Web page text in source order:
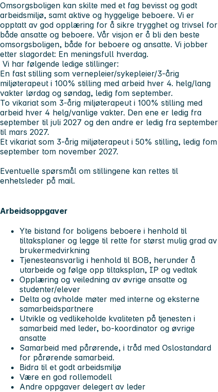
Omsorgsboligen kan skilte med et fag bevisst og godt
arbeidsmiljø, samt aktive og hyggelige beboere. Vi er
opptatt av god opplæring for å sikre trygghet og trivsel for
både ansatte og beboere. Vår visjon er å bli den beste
omsorgsboligen, både for beboere og ansatte. Vi jobber
etter slagordet: En meningsfull hverdag.
Vi har følgende ledige stillinger:
En fast stilling som vernepleier/sykepleier/3-årig
miljøterapeut i 100% stilling med arbeid hver 4. helg/lang
vakter lørdag og søndag, ledig fom september.
To vikariat som 3-årig miljøterapeut i 100% stilling med
arbeid hver 4 helg/vanlige vakter. Den ene er ledig fra
september til juli 2027 og den andre er ledig fra september
til mars 2027.
Et vikariat som 3-årig miljøterapeut i 50% stilling, ledig fom
september tom november 2027.
Eventuelle spørsmål om stillingene kan rettes til
enhetsleder på mail.
Arbeidsoppgaver
Yte bistand for boligens beboere i henhold til
tiltaksplaner og legge til rette for størst mulig grad av
brukermedvirkning
Tjenesteansvarlig i henhold til BOB, herunder å
utarbeide og følge opp tiltaksplan, IP og vedtak
Opplæring og veiledning av øvrige ansatte og
studenter/elever
Delta og avholde møter med interne og eksterne
samarbeidspartnere
Utvikle og vedlikeholde kvaliteten på tjenesten i
samarbeid med leder, bo-koordinator og øvrige
ansatte
Samarbeid med pårørende, i tråd med Oslostandard
for pårørende samarbeid.
Bidra til et godt arbeidsmiljø
Være en god rollemodell
Andre oppgaver delegert av leder